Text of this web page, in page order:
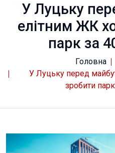
У Луцьку
елітним ЖК
парк за
Головна
У Луцьку перед
зробити